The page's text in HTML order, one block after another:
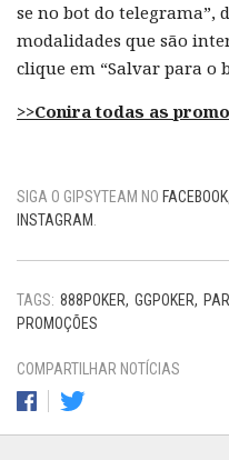
se no bot do telegrama”,
modalidades que são
clique em “Salvar para o
>>Conira todas as
SIGA O GIPSYTEAM NO FACEBOOK
INSTAGRAM
TAGS: 888POKER GGPOKER
PROMOÇÕES
COMPARTILHAR NOTÍCIAS